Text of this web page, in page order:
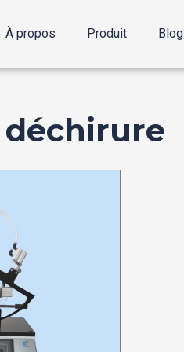
À propos Produit Blog
déchirure